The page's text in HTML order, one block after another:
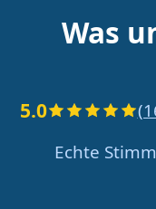
Was
5.0
Echte